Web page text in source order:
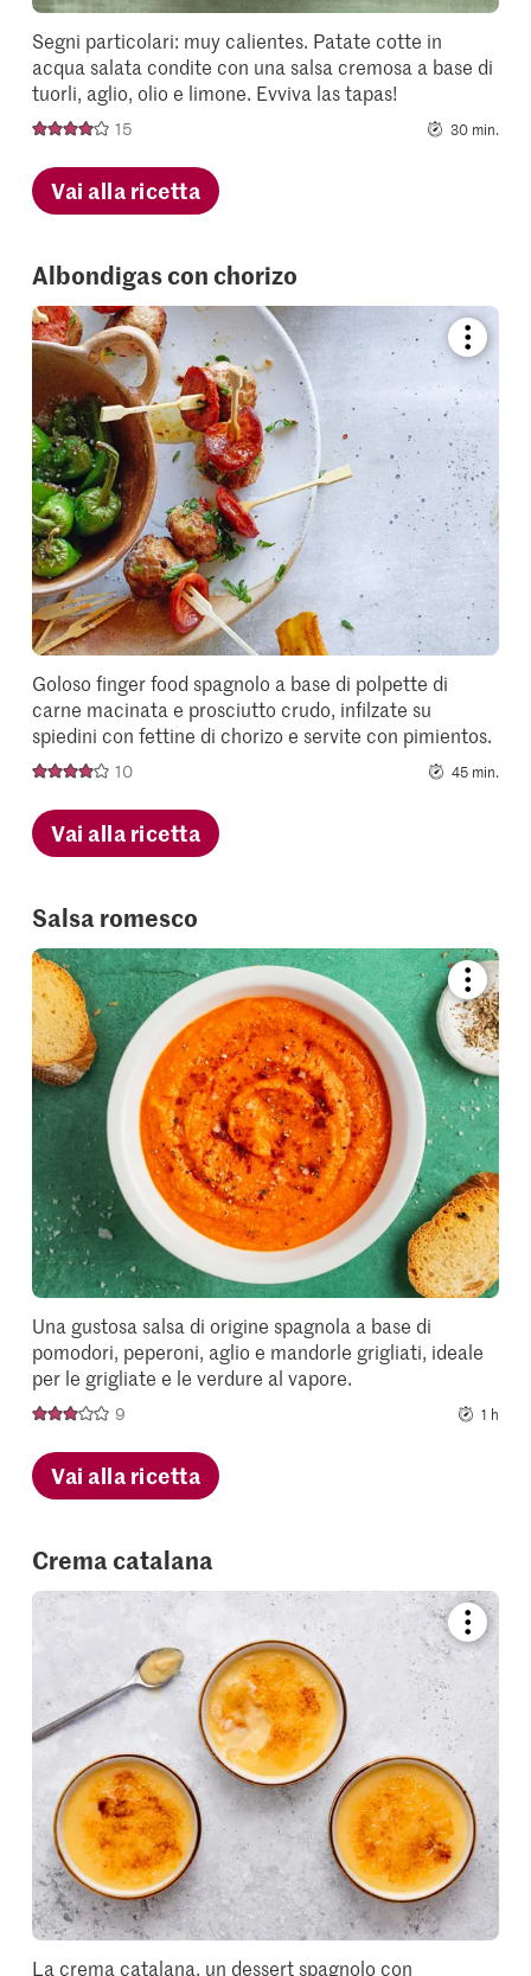
Segni particolari: muy calientes. Patate cotte in
acqua salata condite con una salsa cremosa a base di
tuorli, aglio, olio e limone. Evviva las tapas!
15 30 min.
Vai alla ricetta
Albondigas con chorizo
recipe
or
it
your
Goloso finger food spagnolo a base di polpette di
carne macinata e prosciutto crudo, infilzate su
spiedini con fettine di chorizo e servite con pimientos.
10 45 min.
Vai alla ricetta
Salsa romesco
recipe
or
add
to
your
Una gustosa salsa di origine spagnola a base di
pomodori, peperoni, aglio e mandorle grigliati, ideale
per le grigliate e le verdure al vapore.
9 1 h
Vai alla ricetta
Crema catalana
recipe
it
La crema catalana, un dessert spagnolo con